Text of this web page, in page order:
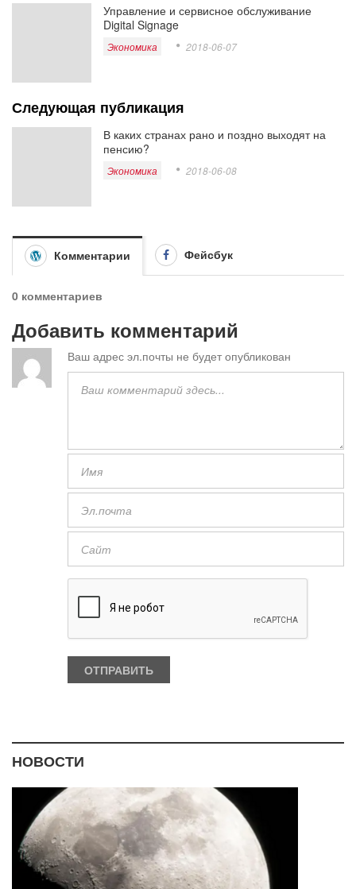
Управление и сервисное обслуживание
Digital Signage
Экономика 2018-06-07
Следующая публикация
В каких странах рано и поздно выходят на
пенсию?
Экономика 2018-06-08
Комментарии Фейсбук
0 комментариев
Добавить комментарий
Ваш адрес эл.почты не будет опубликован
НОВОСТИ